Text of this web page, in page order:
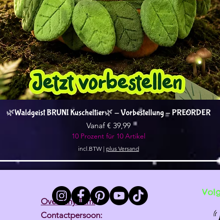
Snel overzicht
🌿Waldgeist BRUNI Kuscheltier🌿 - Vorbestellung - PREORDER
Vanaf € 39,99
Verkoopprijs
10 Prozent für 10 Artikel
incl.BTW | plus Versand
Over Tiny Tami
Contactpersoon: